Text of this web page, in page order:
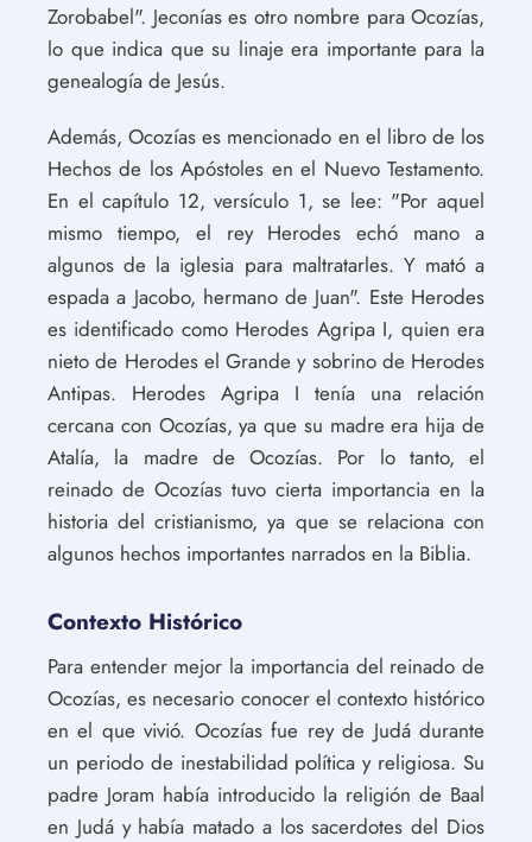
Zorobabel". Jeconías es otro nombre para Ocozías,
lo que indica que su linaje era importante para la
genealogía de Jesús.
Además, Ocozías es mencionado en el libro de los
Hechos de los Apóstoles en el Nuevo Testamento.
En el capítulo 12, versículo 1, se lee: "Por aquel
mismo tiempo, el rey Herodes echó mano a
algunos de la iglesia para maltratarles. Y mató a
espada a Jacobo, hermano de Juan". Este Herodes
es identificado como Herodes Agripa I, quien era
nieto de Herodes el Grande y sobrino de Herodes
Antipas. Herodes Agripa I tenía una relación
cercana con Ocozías, ya que su madre era hija de
Atalía, la madre de Ocozías. Por lo tanto, el
reinado de Ocozías tuvo cierta importancia en la
historia del cristianismo, ya que se relaciona con
algunos hechos importantes narrados en la Biblia.
Contexto Histórico
Para entender mejor la importancia del reinado de
Ocozías, es necesario conocer el contexto histórico
en el que vivió. Ocozías fue rey de Judá durante
un periodo de inestabilidad política y religiosa. Su
padre Joram había introducido la religión de Baal
en Judá y había matado a los sacerdotes del Dios